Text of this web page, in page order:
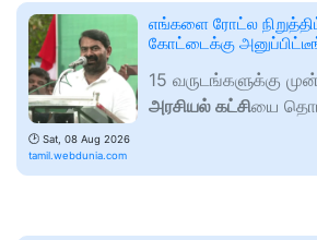
🕑 Sat, 08 Aug 2026
tamil.webdunia.com
எங்களை ரோட்ல
கோட்டைக்கு
15 வருடங்களுக்கு
அரசியல் கட்சியை